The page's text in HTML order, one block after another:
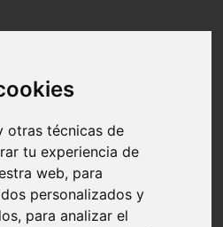
otras técnicas de
tu experiencia de
web, para
personalizados y
para analizar el
y razas de gatos